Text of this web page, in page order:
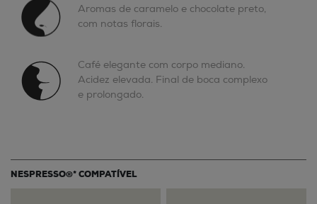
Aromas de caramelo e chocolate preto,
com notas florais.
Café elegante com corpo mediano.
Acidez elevada. Final de boca complexo
e prolongado.
NESPRESSO®* COMPATÍVEL